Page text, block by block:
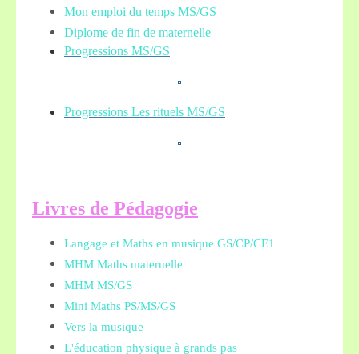
Mon emploi du temps MS/GS
Diplome de fin de maternelle
Progressions MS/GS
Progressions Les rituels MS/GS
Livres de Pédagogie
Langage et Maths en musique GS/CP/CE1
MHM Maths maternelle
MHM MS/GS
Mini Maths PS/MS/GS
Vers la musique
L'éducation physique à grands pas